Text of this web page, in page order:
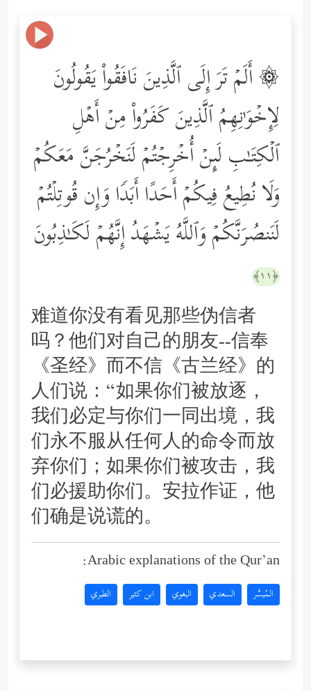
۞ أَلَمۡ تَرَ إِلَى ٱلَّذِینَ نَافَقُواْ یَقُولُونَ
لِإِخۡوَ ٰ⁠نِهِمُ ٱلَّذِینَ كَفَرُواْ مِنۡ أَهۡلِ
ٱلۡكِتَـٰبِ لَىِٕنۡ أُخۡرِجۡتُمۡ لَنَخۡرُجَنَّ مَعَكُمۡ
وَلَا نُطِیعُ فِیكُمۡ أَحَدًا أَبَدࣰا وَإِن قُوتِلۡتُمۡ
لَنَنصُرَنَّكُمۡ وَٱللَّهُ یَشۡهَدُ إِنَّهُمۡ لَكَـٰذِبُونَ
﴿١١﴾
难道你没有看见那些伪信者
吗？他们对自己的朋友--信奉
《圣经》而不信《古兰经》的
人们说：“如果你们被放逐，
我们必定与你们一同出境，我
们永不服从任何人的命令而放
弃你们；如果你们被攻击，我
们必援助你们。安拉作证，他
们确是说谎的。
Arabic explanations of the Qur’an:
المُيسَّر السعدي البغوي ابن كثير الطبري